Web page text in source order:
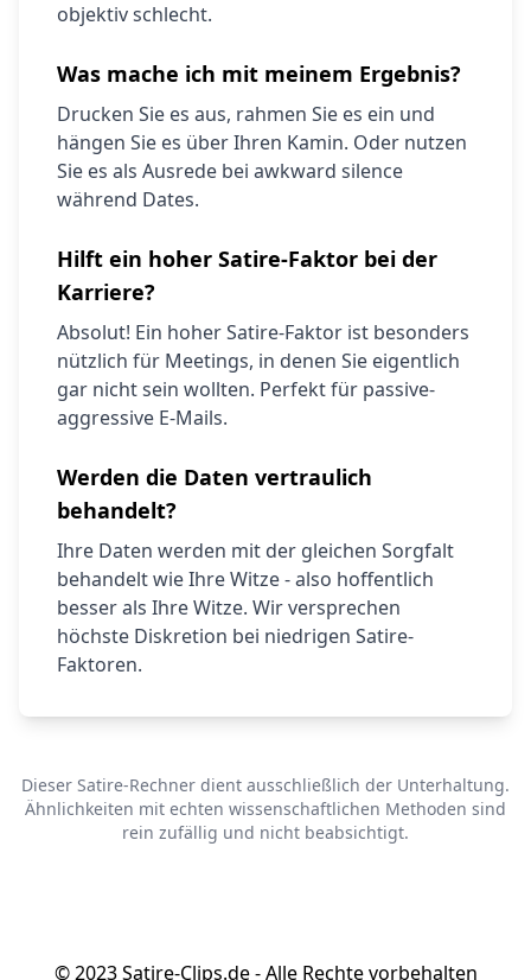
objektiv schlecht.
Was mache ich mit meinem Ergebnis?
Drucken Sie es aus, rahmen Sie es ein und
hängen Sie es über Ihren Kamin. Oder nutzen
Sie es als Ausrede bei awkward silence
während Dates.
Hilft ein hoher Satire-Faktor bei der
Karriere?
Absolut! Ein hoher Satire-Faktor ist besonders
nützlich für Meetings, in denen Sie eigentlich
gar nicht sein wollten. Perfekt für passive-
aggressive E-Mails.
Werden die Daten vertraulich
behandelt?
Ihre Daten werden mit der gleichen Sorgfalt
behandelt wie Ihre Witze - also hoffentlich
besser als Ihre Witze. Wir versprechen
höchste Diskretion bei niedrigen Satire-
Faktoren.
Dieser Satire-Rechner dient ausschließlich der Unterhaltung.
Ähnlichkeiten mit echten wissenschaftlichen Methoden sind
rein zufällig und nicht beabsichtigt.
© 2023 Satire-Clips.de - Alle Rechte vorbehalten